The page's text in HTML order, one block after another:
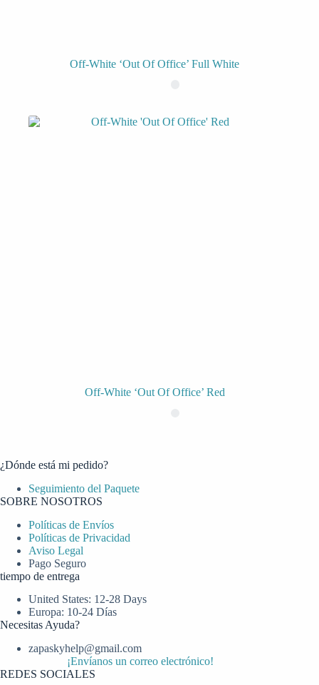
Off-White ‘Out Of Office’ Full White
Off-White ‘Out Of Office’ Red
¿Dónde está mi pedido?
Seguimiento del Paquete
SOBRE NOSOTROS
Políticas de Envíos
Políticas de Privacidad
Aviso Legal
Pago Seguro
tiempo de entrega
United States: 12-28 Days
Europa: 10-24 Días
Necesitas Ayuda?
zapaskyhelp@gmail.com​
¡Envíanos un correo electrónico!
REDES SOCIALES